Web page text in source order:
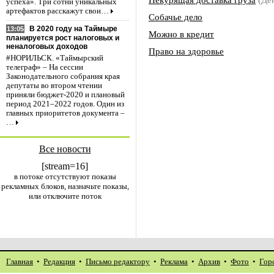
успеха». Три сотни уникальных
артефактов расскажут свои…
13:05
В 2020 году на Таймыре
планируется рост налоговых и
неналоговых доходов
#НОРИЛЬСК. «Таймырский
телеграф» – На сессии
Законодательного собрания края
депутаты во втором чтении
приняли бюджет-2020 и плановый
период 2021–2022 годов. Один из
главных приоритетов документа –
…
Все новости
[stream=16]
в потоке отсутствуют показы
рекламных блоков, назначьте показы,
или отключите поток
Собачье дело
Можно в кредит
Право на здоровье
Главная • Редакция • Письмо редактору • Реклама • Архив • Фото •